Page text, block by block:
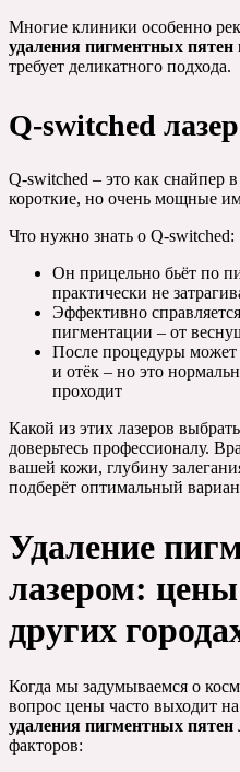
Многие клиники особенно
удаления пигментных пятен
требует деликатного подхода.
Q-switched лазер
Q-switched – это как снайпер
короткие, но очень мощные
Что нужно знать о Q-switched:
Он прицельно бьёт по
практически не
Эффективно
пигментации – от
После процедуры может
и отёк – но это
проходит
Какой из этих лазеров
доверьтесь профессионалу.
вашей кожи, глубину
подберёт оптимальный
Удаление
лазером:
других
Когда мы задумываемся о
вопрос цены часто выходит
удаления пигментных пятен
факторов: